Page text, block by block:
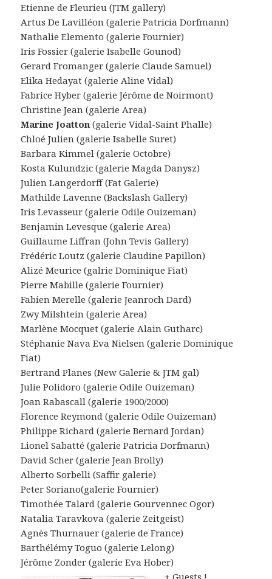
Etienne de Fleurieu (JTM gallery)
Artus De Lavilléon (galerie Patricia Dorfmann)
Nathalie Elemento (galerie Fournier)
Iris Fossier (galerie Isabelle Gounod)
Gerard Fromanger (galerie Claude Samuel)
Elika Hedayat (galerie Aline Vidal)
Fabrice Hyber (galerie Jérôme de Noirmont)
Christine Jean (galerie Area)
Marine Joatton(galerie Vidal-Saint Phalle)
Chloé Julien (galerie Isabelle Suret)
Barbara Kimmel (galerie Octobre)
Kosta Kulundzic (galerie Magda Danysz)
Julien Langerdorff (Fat Galerie)
Mathilde Lavenne (Backslash Gallery)
Iris Levasseur (galerie Odile Ouizeman)
Benjamin Levesque (galerie Area)
Guillaume Liffran (John Tevis Gallery)
Frédéric Loutz (galerie Claudine Papillon)
Alizé Meurice (galrie Dominique Fiat)
Pierre Mabille (galerie Fournier)
Fabien Merelle (galerie Jeanroch Dard)
Zwy Milshtein (galerie Area)
Marlène Mocquet (galerie Alain Gutharc)
Stéphanie Nava Eva Nielsen (galerie Dominique
Fiat)
Bertrand Planes (New Galerie & JTM gal)
Julie Polidoro (galerie Odile Ouizeman)
Joan Rabascall (galerie 1900/2000)
Florence Reymond (galerie Odile Ouizeman)
Philippe Richard (galerie Bernard Jordan)
Lionel Sabatté (galerie Patricia Dorfmann)
David Scher (galerie Jean Brolly)
Alberto Sorbelli (Saffir galerie)
Peter Soriano(galerie Fournier)
Timothée Talard (galerie Gourvennec Ogor)
Natalia Taravkova (galerie Zeitgeist)
Agnès Thurnauer (galerie de France)
Barthélémy Toguo (galerie Lelong)
Jérôme Zonder (galerie Eva Hober)